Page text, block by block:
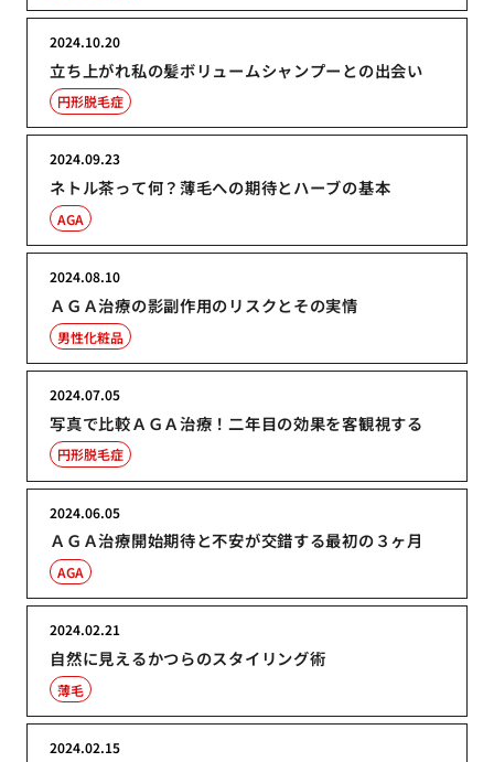
立ち上がれ私の髪ボリュームシャンプーとの出会い
2024.10.20
円形脱毛症
ネトル茶って何？薄毛への期待とハーブの基本
2024.09.23
AGA
ＡＧＡ治療の影副作用のリスクとその実情
2024.08.10
男性化粧品
写真で比較ＡＧＡ治療！二年目の効果を客観視する
2024.07.05
円形脱毛症
ＡＧＡ治療開始期待と不安が交錯する最初の３ヶ月
2024.06.05
AGA
自然に見えるかつらのスタイリング術
2024.02.21
薄毛
2024.02.15